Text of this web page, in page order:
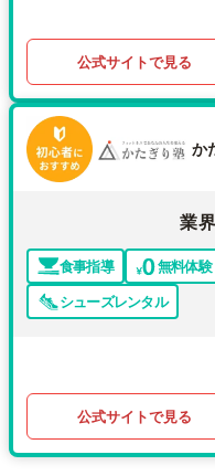
公式サイトで見る
か
業
食事指導 無料体験
シューズレンタル
公式サイトで見る